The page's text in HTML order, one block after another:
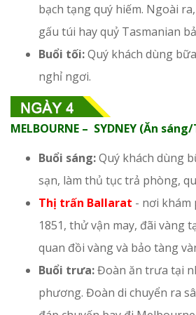
bạch tạng quý hiếm. Ngoài
gấu túi hay quỷ Tasmanian
Buổi tối:Quý khách dùng
nghỉ ngơi.
MELBOURNE – SYDNEY (Ăn
Buổi sáng:Quý khách dùng
sạn, làm thủ tục trả phòng,
Thị trấn Ballarat - nơi khám
1851, thử vận may, đãi vàng
quan đồi vàng và bảo tàng
Buổi trưa:Đoàn ăn trưa tại
phương. Đoàn di chuyển ra